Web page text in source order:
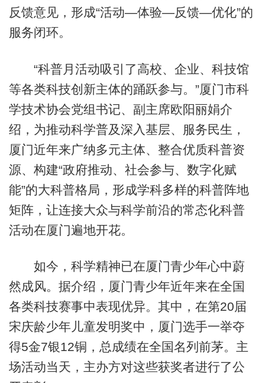
反馈意见，形成“活动—体验—反馈—优化”的
服务闭环。
“科普月活动吸引了高校、企业、科技馆
等各类科技创新主体的踊跃参与。”厦门市科
学技术协会党组书记、副主席欧阳丽娟介
绍，为推动科学普及深入基层、服务民生，
厦门近年来广纳多元主体、整合优质科普资
源、构建“政府推动、社会参与、数字化赋
能”的大科普格局，形成学科多样的科普阵地
矩阵，让连接大众与科学前沿的常态化科普
活动在厦门遍地开花。
如今，科学精神已在厦门青少年心中蔚
然成风。据介绍，厦门青少年近年来在全国
各类科技赛事中表现优异。其中，在第20届
宋庆龄少年儿童发明奖中，厦门选手一举夺
得5金7银12铜，总成绩在全国名列前茅。主
场活动当天，主办方对这些获奖者进行了公